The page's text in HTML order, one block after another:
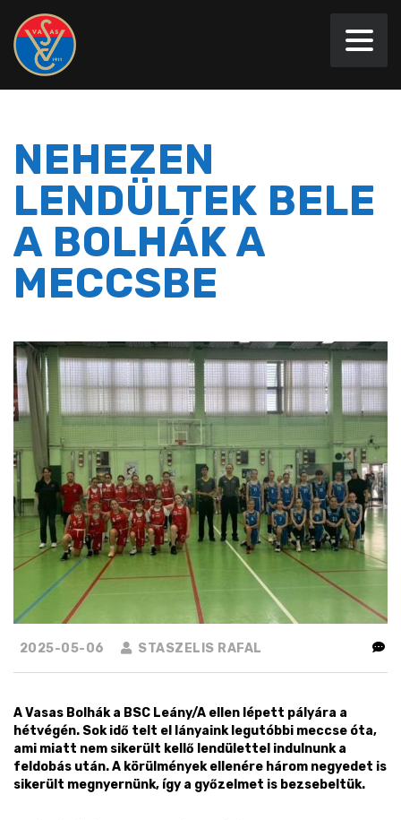
NEHEZEN
LENDÜLTEK BELE
A BOLHÁK A
MECCSBE
2025-05-06 STASZELIS RAFAL
A Vasas Bolhák a BSC Leány/A ellen lépett pályára a
hétvégén. Sok idő telt el lányaink legutóbbi meccse óta,
ami miatt nem sikerült kellő lendülettel indulnunk a
feldobás után. A körülmények ellenére három negyedet is
sikerült megnyernünk, így a győzelmet is bezsebeltük.